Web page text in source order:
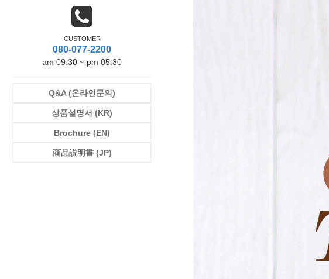
CUSTOMER
080-077-2200
am 09:30 ~ pm 05:30
Q&A (온라인문의)
상품설명서 (KR)
Brochure (EN)
商品説明書 (JP)